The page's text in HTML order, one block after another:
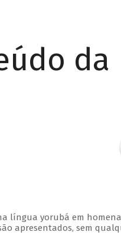
da
língua yorubá em
apresentados, sem